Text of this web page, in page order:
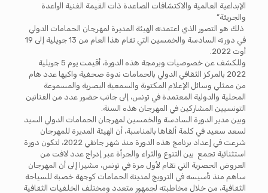
الإبداعية العالمية والاكتشافات الصاعدة ذات القيمة الفنية الواعدة
والجريئة”
ذلك هو التصور الذي اعتمدته الهيئة المديرة لمهرجان الحمامات الدولي
في دورته السادسة والخمسين التي تقام هذا العام من 13 جويلية إلى 19
أوت 2022.
وللكشف عن خصوصيات وبرمجة هذه الدورة، أقيمت يوم 5 جويلية
2022 بالمركز الثقافي الدولي بالحمامات ندوة صحفية واكبها عدد هام
من ممثلي وسائل الإعلام المكتوبة والسمعية البصرية والمسموعة
المحلية والدولية المعتمدة في تونس، إلى جانب حضور عدد من الفنانين
التونسيين المشاركين في المهرجان هذه السنة.
وبين مدير الدورة السادسة والخمسين لمهرجان الحمامات الدولي السيد
لسعد سعيد في كلمة ألقاها بالمناسبة، أن الهيئة المديرة للمهرجان
شرعت في إعداد برنامج هذه الدورة منذ شهر جانفي 2022، لتكون دورة
استثنائية تجمع بين التنوع والثراء والجرأة عبر إدراج عدد لافت من
العروض الحصرية التي تقام لأول مرة في تونس، مشيرا إلى أن المهرجان
ساهم منذ تأسيسه في الترويج لمدينة الحمامات كوجهة خصبة للسياحة
الثقافية، من خلال مخاطبته لجمهور متعدد ومختلف الخلفيات الثقافية